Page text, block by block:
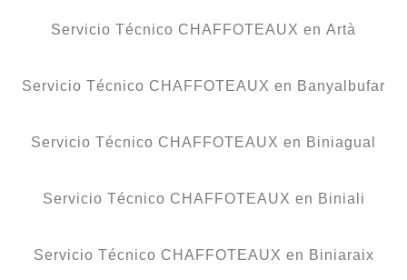
Servicio Técnico CHAFFOTEAUX en Artà
Servicio Técnico CHAFFOTEAUX en Banyalbufar
Servicio Técnico CHAFFOTEAUX en Biniagual
Servicio Técnico CHAFFOTEAUX en Biniali
Servicio Técnico CHAFFOTEAUX en Biniaraix